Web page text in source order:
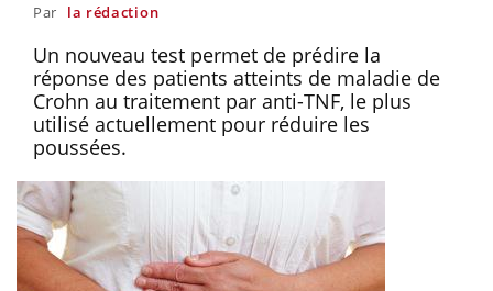
Par la rédaction
Un nouveau test permet de prédire la
réponse des patients atteints de maladie de
Crohn au traitement par anti-TNF, le plus
utilisé actuellement pour réduire les
poussées.